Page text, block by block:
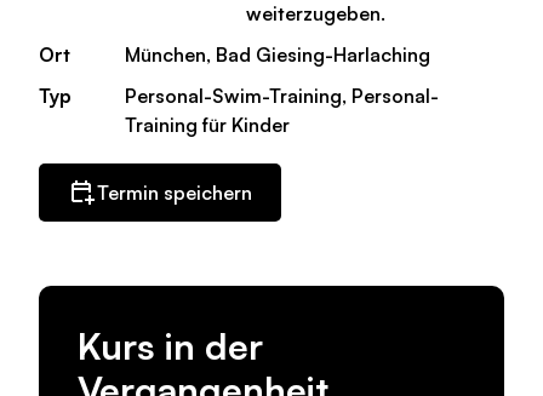
weiterzugeben.
Ort
München, Bad Giesing-Harlaching
Typ
Personal-Swim-Training, Personal-
Training für Kinder
Termin speichern
Kurs in der